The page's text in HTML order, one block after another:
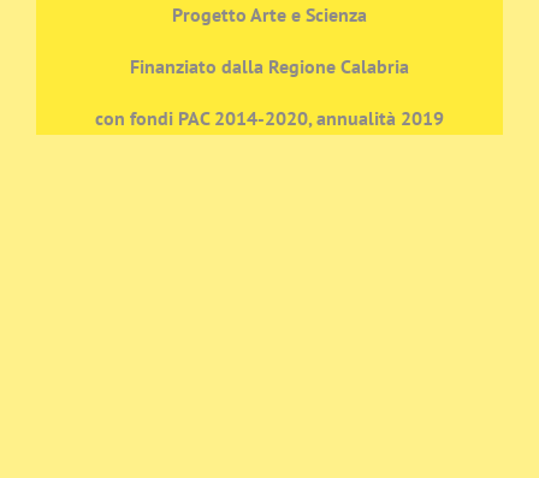
Progetto Arte e Scienza
Finanziato dalla Regione Calabria
con fondi PAC 2014-2020, annualità 2019